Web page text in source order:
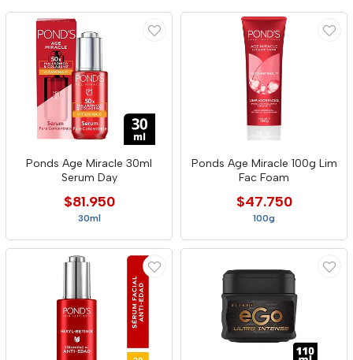
Ponds Age Miracle 30ml
Serum Day
$81.950
30ml
Ponds Age Miracle 100g Lim
Fac Foam
$47.750
100g